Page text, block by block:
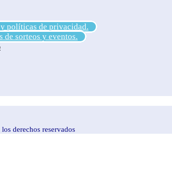
políticas de privacidad.
de sorteos y eventos.
derechos reservados